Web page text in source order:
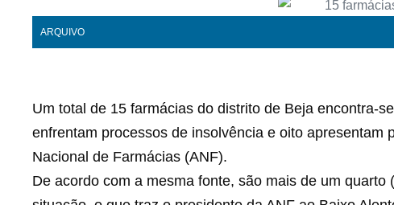
ARQUIVO
Um total de 15 farmácias do distrito de Beja encontra-
enfrentam processos de insolvência e oito apresentam
Nacional de Farmácias (ANF).
De acordo com a mesma fonte, são mais de um